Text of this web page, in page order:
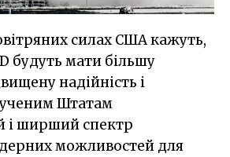
силах США кажуть,
будуть мати більшу
надійність і
Штатам
і ширший спектр
можливостей для